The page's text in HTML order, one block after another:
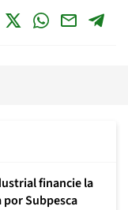
financie la
Subpesca